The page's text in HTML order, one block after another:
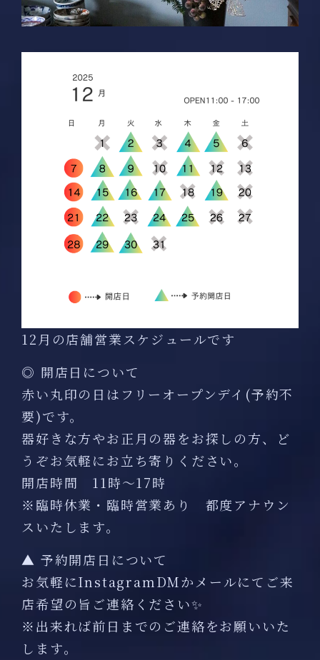
12月の店舗営業スケジュールです
◎ 開店日について
赤い丸印の日はフリーオープンデイ(予約不
要)です。
器好きな方やお正月の器をお探しの方、ど
うぞお気軽にお立ち寄りください。
開店時間 11時〜17時
※臨時休業・臨時営業あり 都度アナウン
スいたします。
▲ 予約開店日について
お気軽にInstagramDMかメールにてご来
店希望の旨ご連絡ください✨
※出来れば前日までのご連絡をお願いいた
します。